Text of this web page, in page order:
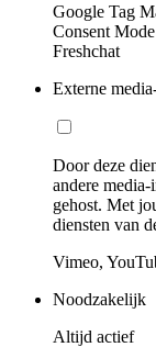
Google Tag
Consent
Freshchat
Externe
Door deze
andere
gehost. Met
diensten van
Vimeo,
Noodzakelijk
Altijd actief